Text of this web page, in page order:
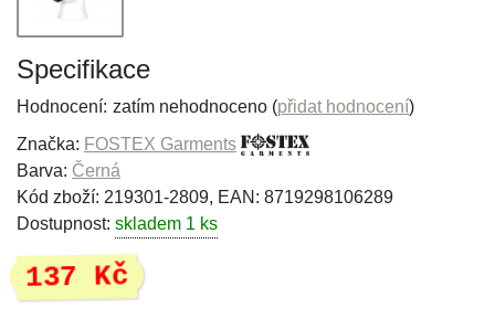
Specifikace
Hodnocení: zatím nehodnoceno (přidat hodnocení)
Značka: FOSTEX Garments
Barva: Černá
Kód zboží: 219301-2809, EAN: 8719298106289
Dostupnost: skladem 1 ks
137 Kč